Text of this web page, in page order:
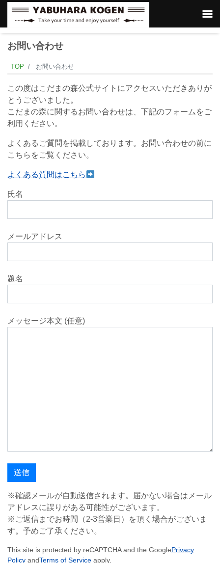
お問い合わせ
TOP お問い合わせ
この度はこだまの森公式サイトにアクセスいただきありが
とうございました。
こだまの森に関するお問い合わせは、下記のフォームをご
利用ください。
よくあるご質問を掲載しております。お問い合わせの前に
こちらをご覧ください。
よくある質問はこちら
氏名
メールアドレス
題名
メッセージ本文 (任意)
※確認メールが自動送信されます。届かない場合はメール
アドレスに誤りがある可能性がございます。
※ご返信までお時間（2-3営業日）を頂く場合がございま
す。予めご了承ください。
This site is protected by reCAPTCHA and the GooglePrivacy
Policy andTerms of Service apply.